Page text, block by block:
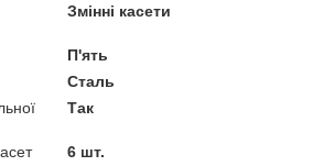
Змінні касети
П'ять
Сталь
Так
6 шт.